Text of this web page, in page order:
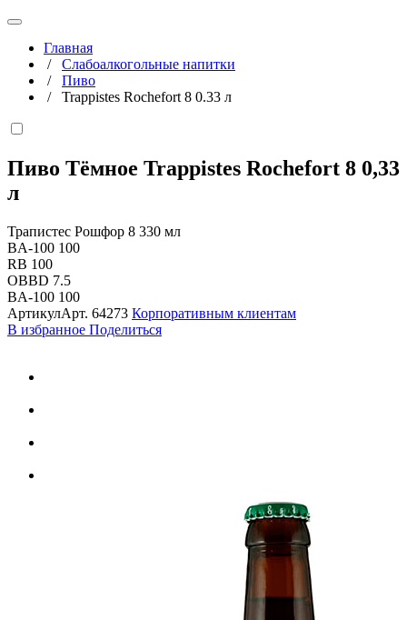
Главная
/ Слабоалкогольные напитки
/ Пиво
/ Trappistes Rochefort 8 0.33 л
Пиво Тёмное Trappistes Rochefort 8 0,33
л
Трапистес Рошфор 8 330 мл
BA-100 100
RB 100
OBBD 7.5
BA-100 100
АртикулАрт. 64273 Корпоративным клиентам
В избранное Поделиться